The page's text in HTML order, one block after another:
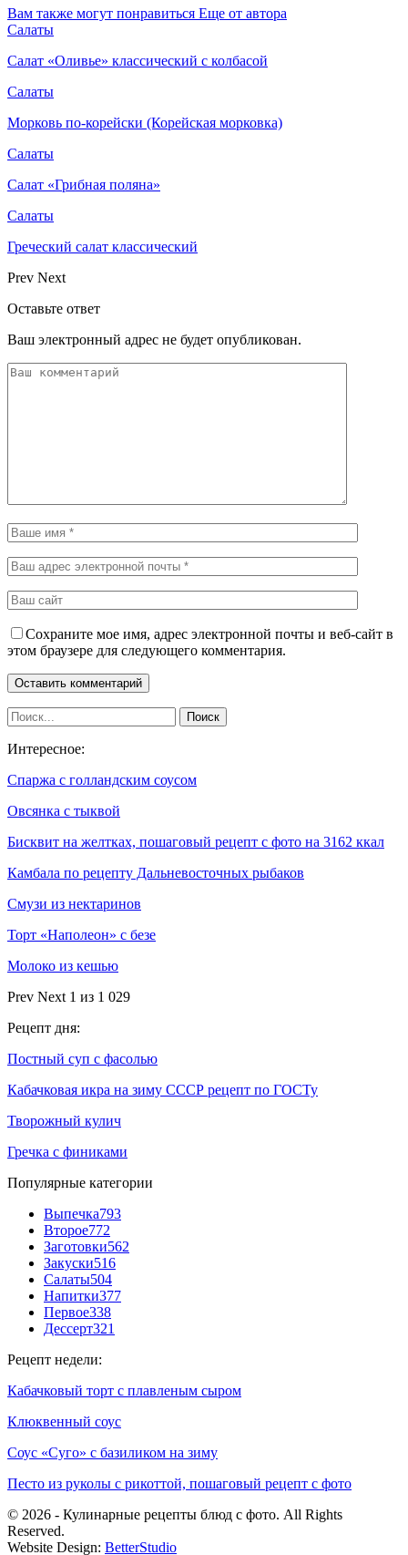
Вам также могут понравиться Еще от автора
Салаты
Салат «Оливье» классический с колбасой
Салаты
Морковь по-корейски (Корейская морковка)
Салаты
Салат «Грибная поляна»
Салаты
Греческий салат классический
Prev Next
Оставьте ответ
Ваш электронный адрес не будет опубликован.
Сохраните мое имя, адрес электронной почты и веб-сайт в
этом браузере для следующего комментария.
Интересное:
Спаржа с голландским соусом
Овсянка с тыквой
Бисквит на желтках, пошаговый рецепт с фото на 3162 ккал
Камбала по рецепту Дальневосточных рыбаков
Смузи из нектаринов
Торт «Наполеон» с безе
Молоко из кешью
Prev Next 1 из 1 029
Рецепт дня:
Постный суп с фасолью
Кабачковая икра на зиму СССР рецепт по ГОСТу
Творожный кулич
Гречка с финиками
Популярные категории
Выпечка793
Второе772
Заготовки562
Закуски516
Салаты504
Напитки377
Первое338
Дессерт321
Рецепт недели:
Кабачковый торт с плавленым сыром
Клюквенный соус
Соус «Суго» с базиликом на зиму
Песто из руколы с рикоттой, пошаговый рецепт с фото
© 2026 - Кулинарные рецепты блюд с фото. All Rights
Reserved.
Website Design: BetterStudio